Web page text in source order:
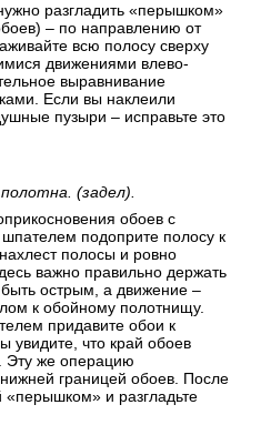
разгладить «перышком»
– по направлению от
всю полосу сверху
движениями влево-
выравнивание
Если вы наклеили
пузыри – исправьте это
(задел).
обоев с
подоприте полосу к
полосы и ровно
важно правильно держать
острым, а движение –
к обойному полотнищу.
придавите обои к
увидите, что край обоев
Эту же операцию
границей обоев. После
«перышком» и разгладьте